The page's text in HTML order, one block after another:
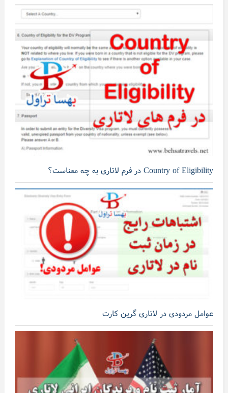
Country of Eligibility در فرم لاتاری به چه معناست؟
عوامل مردودی در لاتاری گرین کارت